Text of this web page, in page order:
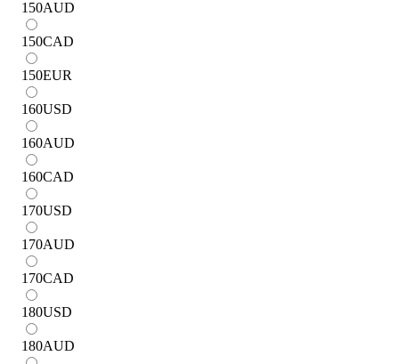
150AUD
150CAD
150EUR
160USD
160AUD
160CAD
170USD
170AUD
170CAD
180USD
180AUD